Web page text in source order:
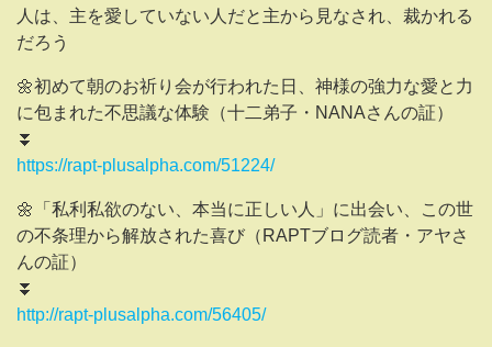
人は、主を愛していない人だと主から見なされ、裁かれる
だろう
🌼初めて朝のお祈り会が行われた日、神様の強力な愛と力
に包まれた不思議な体験（十二弟子・NANAさんの証）
⏬
https://rapt-plusalpha.com/51224/
🌼「私利私欲のない、本当に正しい人」に出会い、この世
の不条理から解放された喜び（RAPTブログ読者・アヤさ
んの証）
⏬
http://rapt-plusalpha.com/56405/